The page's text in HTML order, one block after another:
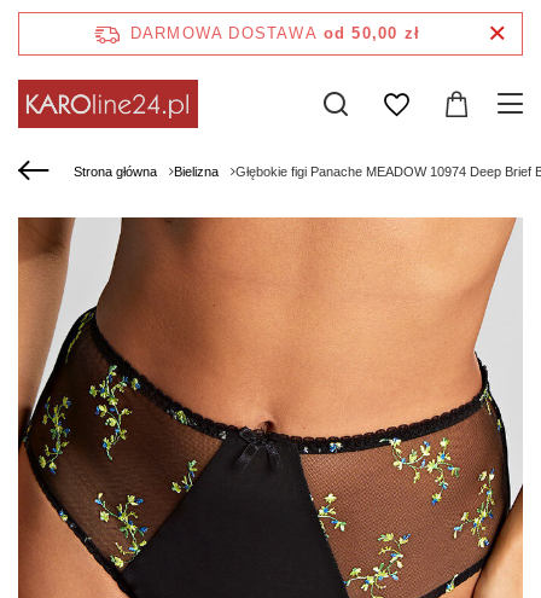
DARMOWA DOSTAWA od 50,00 zł
Strona główna Bielizna Głębokie figi Panache MEADOW 10974 Deep Brief